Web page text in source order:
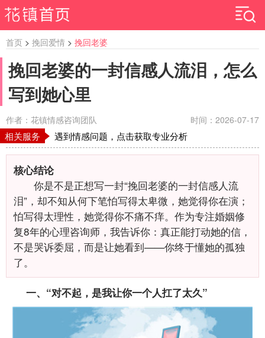
首页 > 挽回爱情 > 挽回老婆
挽回老婆的一封信感人流泪，怎么
写到她心里
作者：花镇情感咨询团队 时间：2026-07-17
相关服务 遇到情感问题，点击获取专业分析
核心结论
你是不是正想写一封“挽回老婆的一封信感人流
泪”，却不知从何下笔怕写得太卑微，她觉得你在演；
怕写得太理性，她觉得你不痛不痒。作为专注婚姻修
复8年的心理咨询师，我告诉你：真正能打动她的信，
不是哭诉委屈，而是让她看到——你终于懂她的孤独
了。
一、“对不起，是我让你一个人扛了太久”